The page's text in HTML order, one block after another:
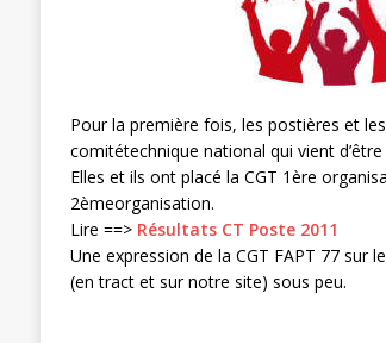
[ 27 avril 2024 ]
Pour la première fois, les postières et
comitétechnique national qui vient d’être
Elles et ils ont placé la CGT 1ère
2èmeorganisation.
Lire ==> Résultats CT Poste 2011
Une expression de la CGT FAPT 77 sur
(en tract et sur notre site) sous peu.